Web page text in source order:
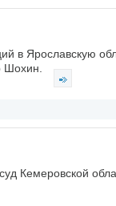
в Ярославскую
Шохин.
Кемеровской